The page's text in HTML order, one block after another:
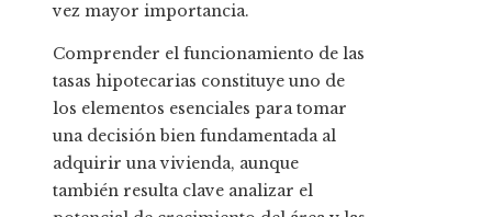
vez mayor importancia.
Comprender el funcionamiento de las
tasas hipotecarias constituye uno de
los elementos esenciales para tomar
una decisión bien fundamentada al
adquirir una vivienda, aunque
también resulta clave analizar el